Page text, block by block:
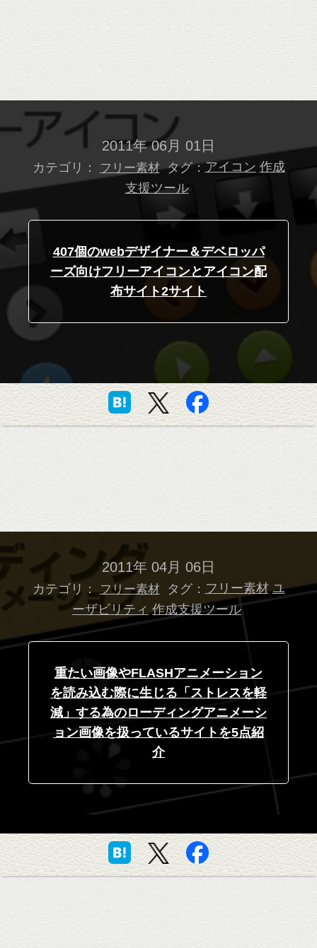
2011年 06月 01日
カテゴリ： フリー素材 タグ：アイコン 作成
支援ツール
407個のwebデザイナー＆デベロッパ
ーズ向けフリーアイコンとアイコン配
布サイト2サイト
2011年 04月 06日
カテゴリ： フリー素材 タグ： フリー素材 ユ
ーザビリティ 作成支援ツール
重たい画像やFLASHアニメーション
を読み込む際に生じる「ストレスを軽
減」する為のローディングアニメーシ
ョン画像を扱っているサイトを5点紹
介